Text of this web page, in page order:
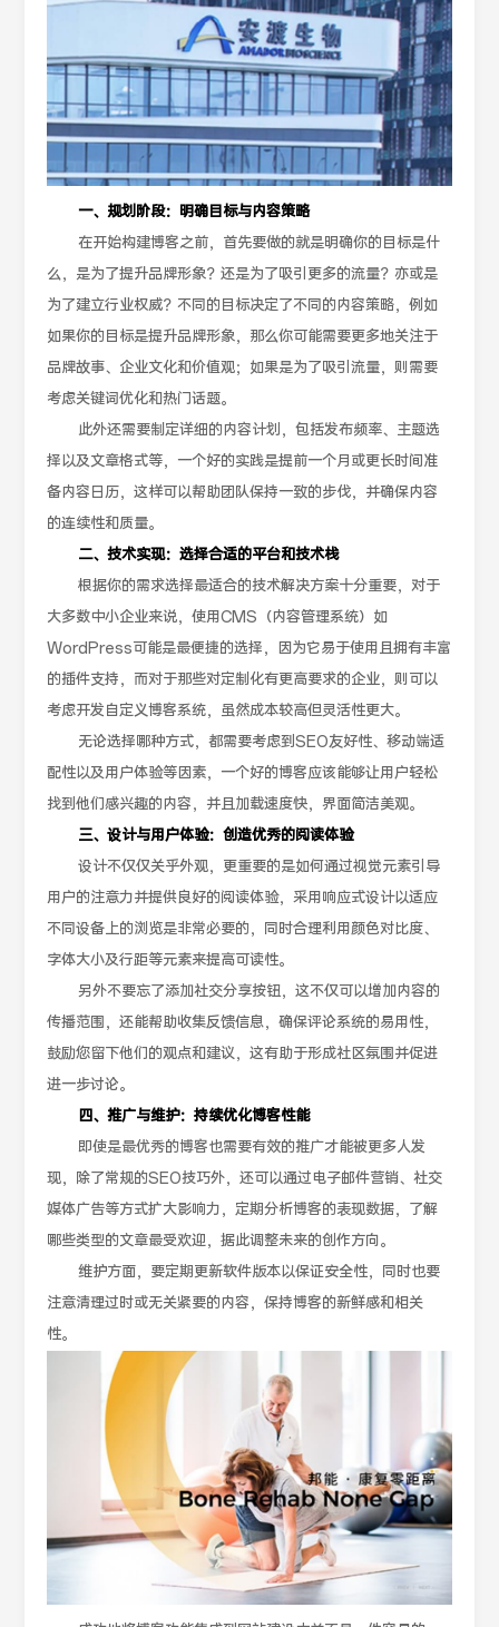
一、规划阶段：明确目标与内容策略
在开始构建博客之前，首先要做的就是明确你的目标是什
么，是为了提升品牌形象？还是为了吸引更多的流量？亦或是
为了建立行业权威？不同的目标决定了不同的内容策略，例如
如果你的目标是提升品牌形象，那么你可能需要更多地关注于
品牌故事、企业文化和价值观；如果是为了吸引流量，则需要
考虑关键词优化和热门话题。
此外还需要制定详细的内容计划，包括发布频率、主题选
择以及文章格式等，一个好的实践是提前一个月或更长时间准
备内容日历，这样可以帮助团队保持一致的步伐，并确保内容
的连续性和质量。
二、技术实现：选择合适的平台和技术栈
根据你的需求选择最适合的技术解决方案十分重要，对于
大多数中小企业来说，使用CMS（内容管理系统）如
WordPress可能是最便捷的选择，因为它易于使用且拥有丰富
的插件支持，而对于那些对定制化有更高要求的企业，则可以
考虑开发自定义博客系统，虽然成本较高但灵活性更大。
无论选择哪种方式，都需要考虑到SEO友好性、移动端适
配性以及用户体验等因素，一个好的博客应该能够让用户轻松
找到他们感兴趣的内容，并且加载速度快，界面简洁美观。
三、设计与用户体验：创造优秀的阅读体验
设计不仅仅关乎外观，更重要的是如何通过视觉元素引导
用户的注意力并提供良好的阅读体验，采用响应式设计以适应
不同设备上的浏览是非常必要的，同时合理利用颜色对比度、
字体大小及行距等元素来提高可读性。
另外不要忘了添加社交分享按钮，这不仅可以增加内容的
传播范围，还能帮助收集反馈信息，确保评论系统的易用性，
鼓励您留下他们的观点和建议，这有助于形成社区氛围并促进
进一步讨论。
四、推广与维护：持续优化博客性能
即使是最优秀的博客也需要有效的推广才能被更多人发
现，除了常规的SEO技巧外，还可以通过电子邮件营销、社交
媒体广告等方式扩大影响力，定期分析博客的表现数据，了解
哪些类型的文章最受欢迎，据此调整未来的创作方向。
维护方面，要定期更新软件版本以保证安全性，同时也要
注意清理过时或无关紧要的内容，保持博客的新鲜感和相关
性。